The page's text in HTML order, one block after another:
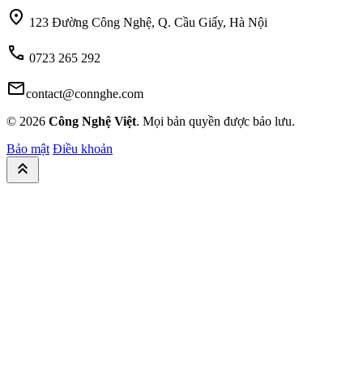
location_on 123 Đường Công Nghệ, Q. Cầu Giấy, Hà Nội
call 0723 265 292
mailcontact@connghe.com
© 2026 Công Nghệ Việt. Mọi bản quyền được bảo lưu.
Bảo mật Điều khoản
keyboard_double_arrow_up